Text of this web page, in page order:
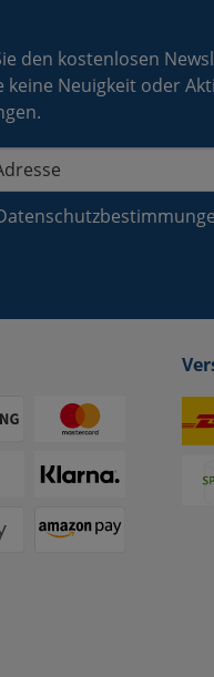
den kostenlosen
keine Neuigkeit oder